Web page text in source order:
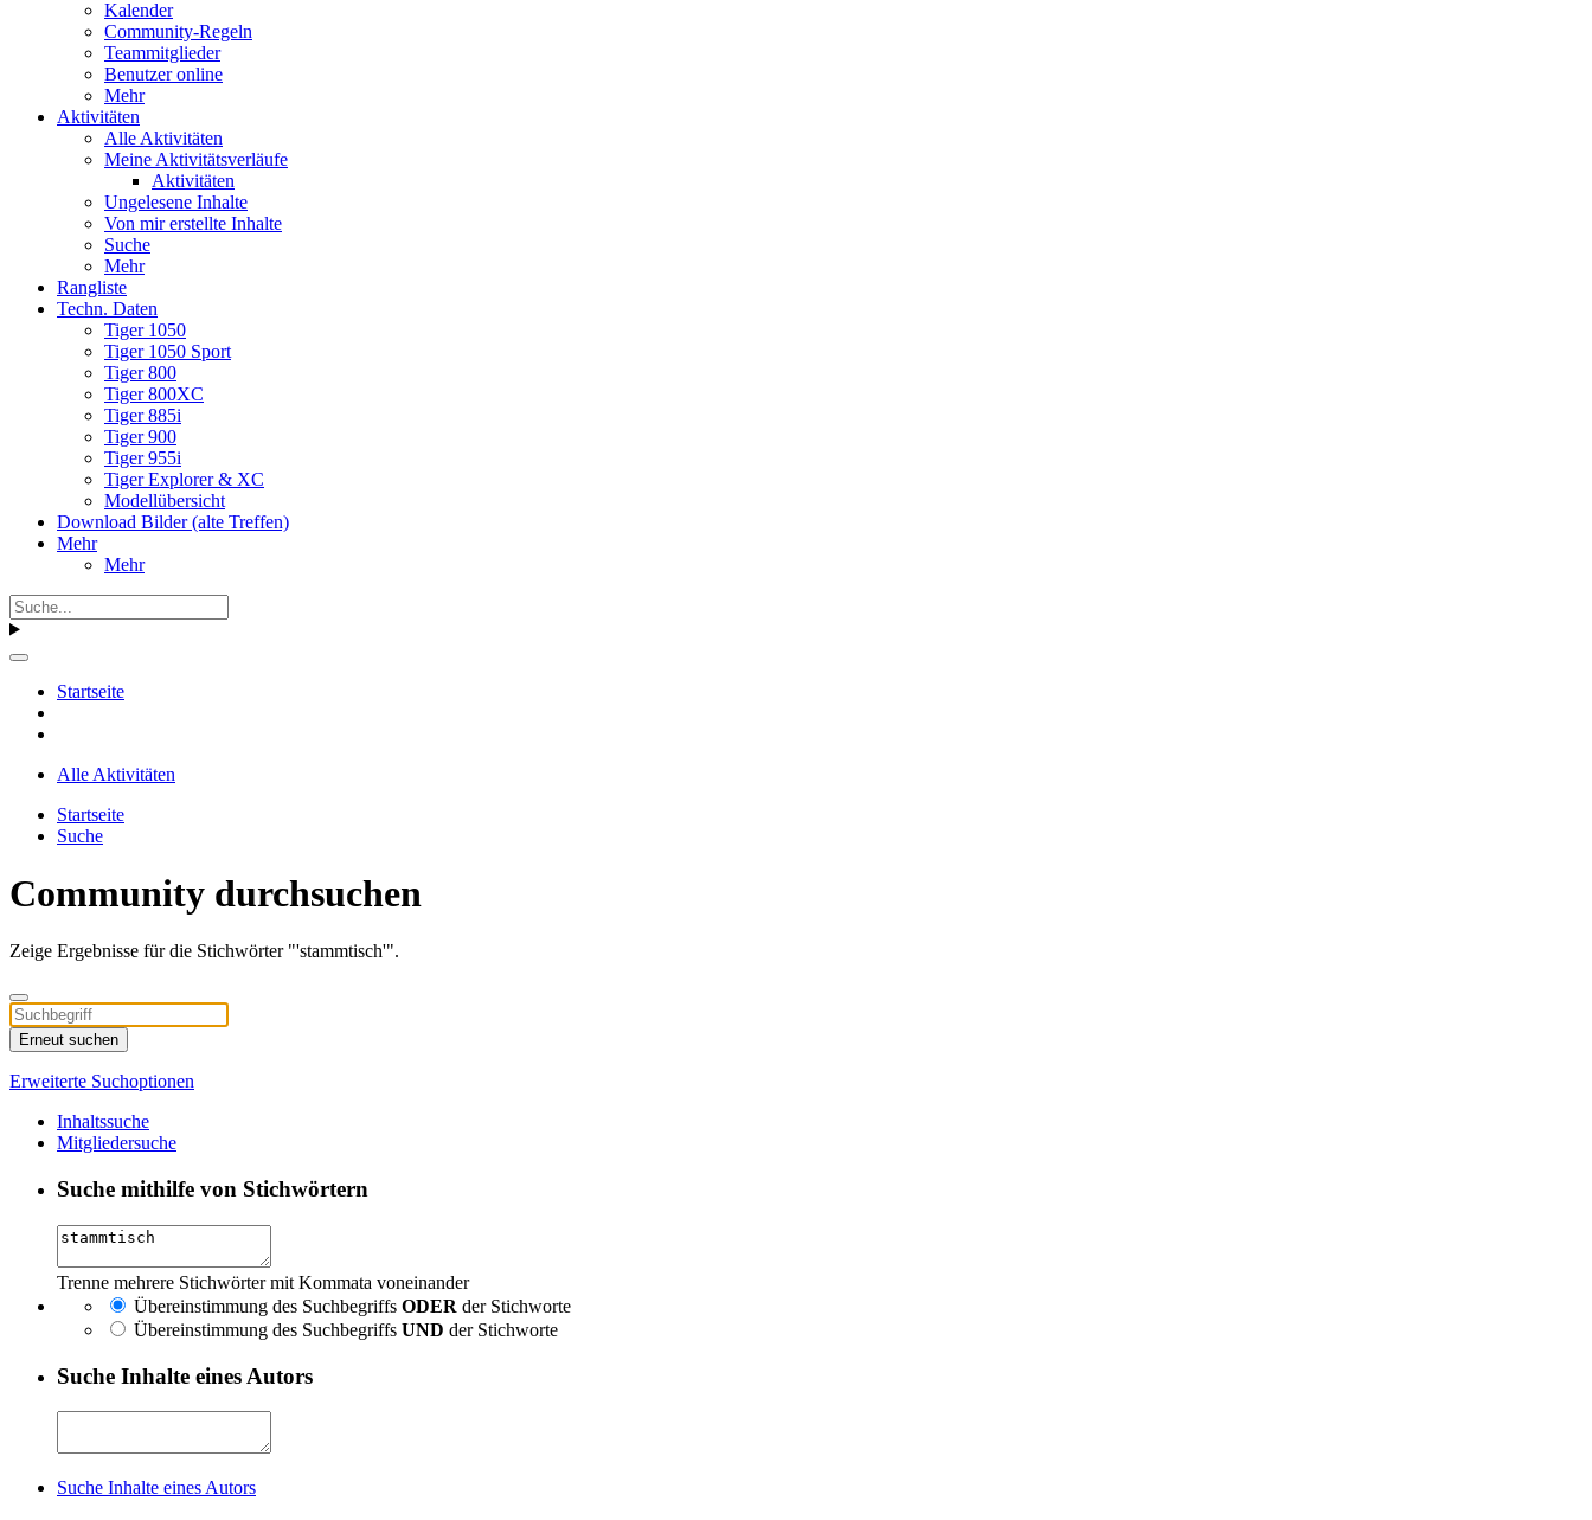
Kalender
Community-Regeln
Teammitglieder
Benutzer online
Mehr
Aktivitäten
Alle Aktivitäten
Meine Aktivitätsverläufe
Aktivitäten
Ungelesene Inhalte
Von mir erstellte Inhalte
Suche
Mehr
Rangliste
Techn. Daten
Tiger 1050
Tiger 1050 Sport
Tiger 800
Tiger 800XC
Tiger 885i
Tiger 900
Tiger 955i
Tiger Explorer & XC
Modellübersicht
Download Bilder (alte Treffen)
Mehr
Mehr
Startseite
Alle Aktivitäten
Startseite
Suche
Community durchsuchen
Zeige Ergebnisse für die Stichwörter "'stammtisch'".
Erneut suchen
Erweiterte Suchoptionen
Inhaltssuche
Mitgliedersuche
Suche mithilfe von Stichwörtern
Trenne mehrere Stichwörter mit Kommata voneinander
Übereinstimmung des Suchbegriffs ODER der Stichworte
Übereinstimmung des Suchbegriffs UND der Stichworte
Suche Inhalte eines Autors
Suche Inhalte eines Autors